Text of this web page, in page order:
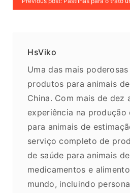
HsViko
Uma das mais
produtos para animais
China. Com mais de dez
experiência na produção
para animais de
serviço completo de
de saúde para animais
medicamentos e
mundo, incluindo